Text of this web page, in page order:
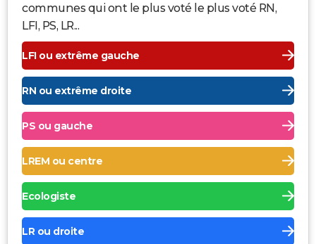
communes qui ont le plus voté le plus voté RN,
LFI, PS, LR...
LFI ou extrême gauche
RN ou extrême droite
PS ou gauche
LREM ou centre
Ecologiste
LR ou droite